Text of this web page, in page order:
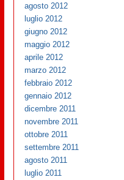
agosto 2012
luglio 2012
giugno 2012
maggio 2012
aprile 2012
marzo 2012
febbraio 2012
gennaio 2012
dicembre 2011
novembre 2011
ottobre 2011
settembre 2011
agosto 2011
luglio 2011